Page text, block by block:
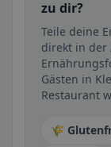
zu dir?
Teile deine
direkt in der
Gästen in
Restaurant
🌾